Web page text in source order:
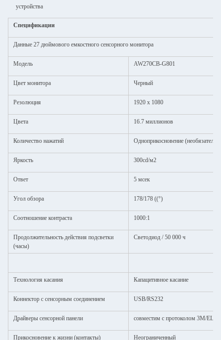
устройства
Спецификации
Данные 27 дюймового емкостного сенсорного монитора
Модель AW270CB-G801
Цвет монитора Черный
Резолюция 1920 x 1080
Цвета 16.7 миллионов
Количество нажатий Одноприкосновение
Яркость 300cd/м2
Ответ 5 мсек
Угол обзора 178/178 ((°)
Соотношение контраста 1000:1
Продолжительность действия подсветки
(часы)
Светодиод / 50 000 ч
Технология касания Капацитивное касание
Коннектор с сенсорным соединением USB/RS232
Драйверы сенсорной панели совместим с протоколом 3M/ELO
Прикосновение к жизни (контакты) Неограниченный